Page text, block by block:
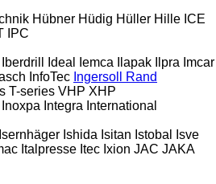
Hübner Hüdig Hüller Hille ICE
IPC
Iberdrill Ideal Iemca Ilapak Ilpra Imcar
InfoTec Ingersoll Rand
T-series VHP XHP
Inoxpa Integra International
Isernhäger Ishida Isitan Istobal
Isve
Italpresse Itec Ixion JAC JAKA